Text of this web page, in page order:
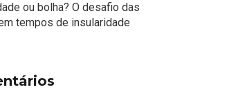
ou bolha? O desafio das
tempos de insularidade